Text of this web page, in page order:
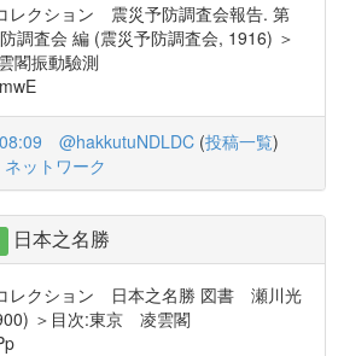
レクション 震災予防調査会報告. 第
調査会 編 (震災予防調査会, 1916) ＞
閣振動驗測
@hakkutuNDLDC (投稿一覧)
ットワーク
日本之名勝
レクション 日本之名勝 図書 瀬川光
＞目次:東京 凌雲閣